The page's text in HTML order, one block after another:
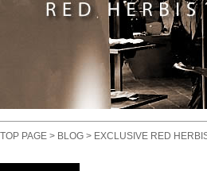
TOP PAGE > BLOG > EXCLUSIVE RED